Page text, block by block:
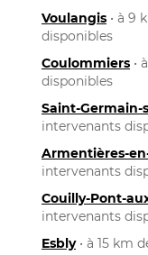
Voulangis • à 9
disponibles
Coulommiers •
disponibles
Saint-Germain-
intervenants
Armentières-
intervenants
Couilly-Pont-
intervenants
Esbly• à 15 km